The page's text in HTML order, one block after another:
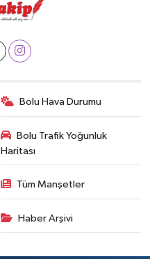
Bolu Hava Durumu
Bolu Trafik Yoğunluk
Haritası
Tüm Manşetler
Haber Arşivi